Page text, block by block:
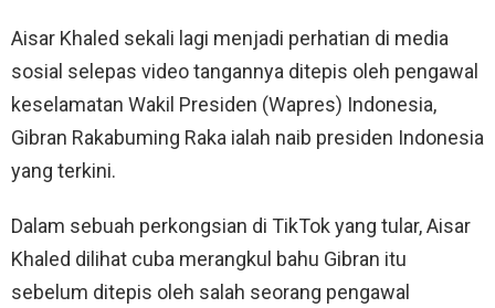
Aisar Khaled sekali lagi menjadi perhatian di media
sosial selepas video tangannya ditepis oleh pengawal
keselamatan Wakil Presiden (Wapres) Indonesia,
Gibran Rakabuming Raka ialah naib presiden Indonesia
yang terkini.
Dalam sebuah perkongsian di TikTok yang tular, Aisar
Khaled dilihat cuba merangkul bahu Gibran itu
sebelum ditepis oleh salah seorang pengawal